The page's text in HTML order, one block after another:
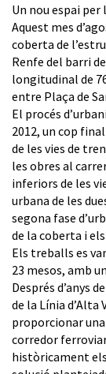
Un nou espai
Aquest mes
coberta de
Renfe del barri
longitudinal de
entre Plaça de
El procés
2012, un cop
de les vies de
les obres al
inferiors de les
urbana de les
segona fase
de la coberta i
Els treballs es
23 mesos, amb
Després d’anys
de la Línia d’Alta
proporcionar
corredor
històricament